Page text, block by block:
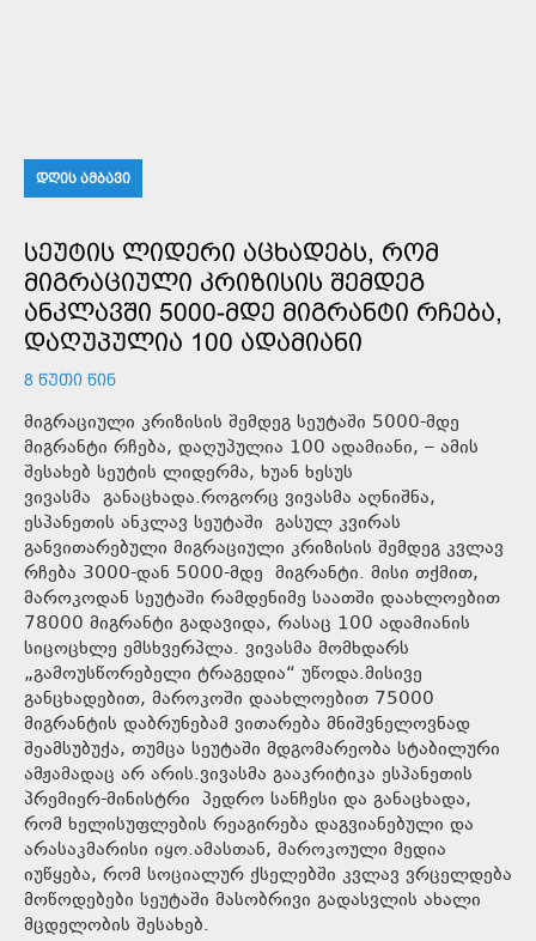
ᲓᲦᲘᲡ ᲐᲛᲑᲐᲕᲘ
ᲡᲔᲣᲢᲘᲡ ᲚᲘᲓᲔᲠᲘ ᲐᲪᲮᲐᲓᲔᲑᲡ, ᲠᲝᲛ
ᲛᲘᲒᲠᲐᲪᲘᲣᲚᲘ ᲙᲠᲘᲖᲘᲡᲘᲡ ᲨᲔᲛᲓᲔᲒ
ᲐᲜᲙᲚᲐᲕᲨᲘ 5000-ᲛᲓᲔ ᲛᲘᲒᲠᲐᲜᲢᲘ ᲠᲩᲔᲑᲐ,
ᲓᲐᲦᲣᲞᲣᲚᲘᲐ 100 ᲐᲓᲐᲛᲘᲐᲜᲘ
8 ᲬᲣᲗᲘ ᲬᲘᲜ
მიგრაციული კრიზისის შემდეგ სეუტაში 5000-მდე
მიგრანტი რჩება, დაღუპულია 100 ადამიანი, – ამის
შესახებ სეუტის ლიდერმა, ხუან ხესუს
ვივასმა განაცხადა.როგორც ვივასმა აღნიშნა,
ესპანეთის ანკლავ სეუტაში გასულ კვირას
განვითარებული მიგრაციული კრიზისის შემდეგ კვლავ
რჩება 3000-დან 5000-მდე მიგრანტი. მისი თქმით,
მაროკოდან სეუტაში რამდენიმე საათში დაახლოებით
78000 მიგრანტი გადავიდა, რასაც 100 ადამიანის
სიცოცხლე ემსხვერპლა. ვივასმა მომხდარს
„გამოუსწორებელი ტრაგედია“ უწოდა.მისივე
განცხადებით, მაროკოში დაახლოებით 75000
მიგრანტის დაბრუნებამ ვითარება მნიშვნელოვნად
შეამსუბუქა, თუმცა სეუტაში მდგომარეობა სტაბილური
ამჟამადაც არ არის.ვივასმა გააკრიტიკა ესპანეთის
პრემიერ-მინისტრი პედრო სანჩესი და განაცხადა,
რომ ხელისუფლების რეაგირება დაგვიანებული და
არასაკმარისი იყო.ამასთან, მაროკოული მედია
იუწყება, რომ სოციალურ ქსელებში კვლავ ვრცელდება
მოწოდებები სეუტაში მასობრივი გადასვლის ახალი
მცდელობის შესახებ.